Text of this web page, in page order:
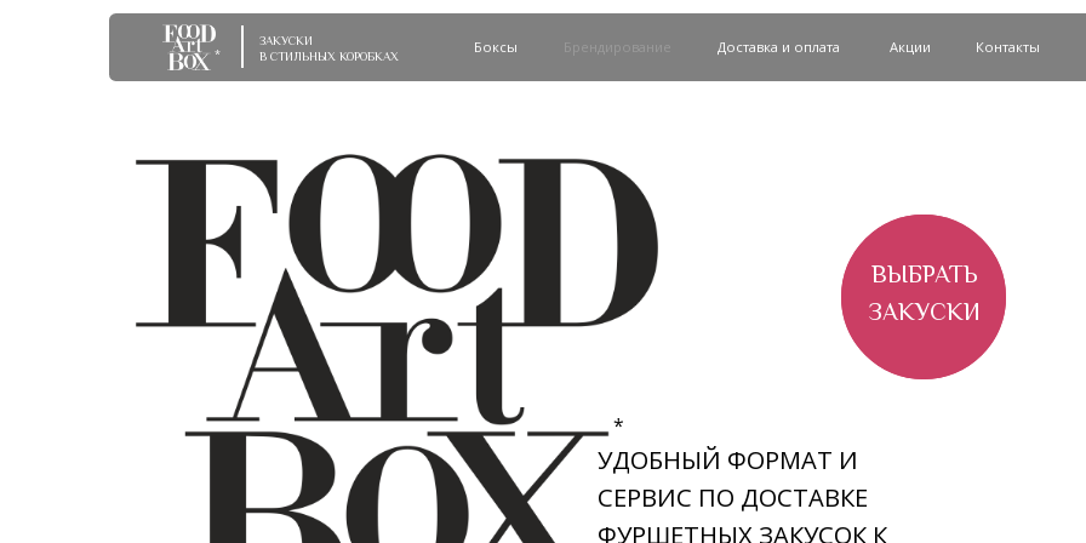
ЗАКУСКИ
В СТИЛЬНЫХ КОРОБКАХ
Акции
* Брендирование Доставка и оплата Контакты
СЕРВИС ПО ДОСТАВКЕ
ФУРШЕТНЫХ ЗАКУСОК К
ЛЮБОМУ МЕРОПРИЯТИЮ
ВЫБРАТЬ
ЗАКУСКИ